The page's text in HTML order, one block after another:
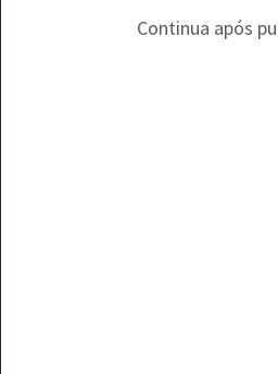
Continua após